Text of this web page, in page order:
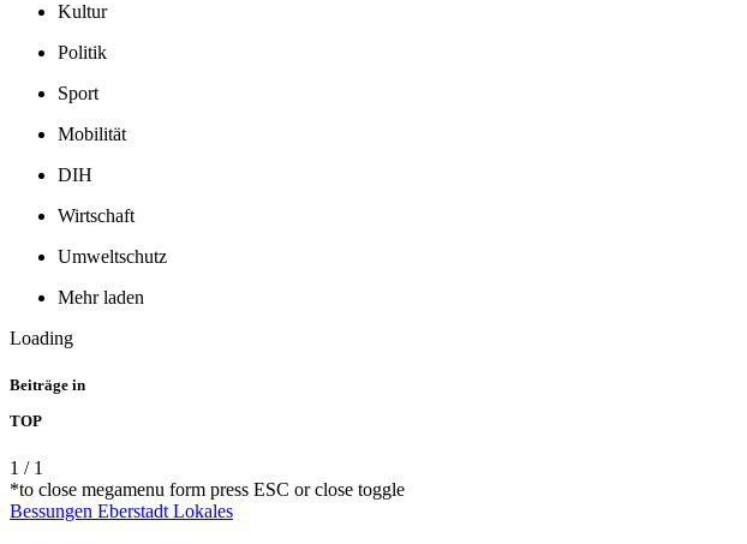
Kultur
Politik
Sport
Mobilität
DIH
Wirtschaft
Umweltschutz
Mehr laden
Loading
Beiträge in
TOP
1 / 1
*to close megamenu form press ESC or close toggle
Bessungen Eberstadt Lokales